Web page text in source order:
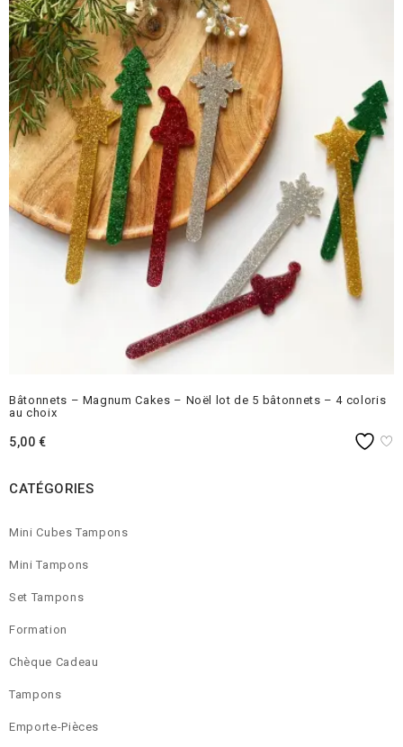
CATÉGORIES
Mini Cubes Tampons
Mini Tampons
Set Tampons
Formation
Chèque Cadeau
Tampons
Emporte-Pièces
Bâtonnets – Magnum Cakes – Noël lot de 5 bâtonnets – 4 coloris
au choix
5,00€